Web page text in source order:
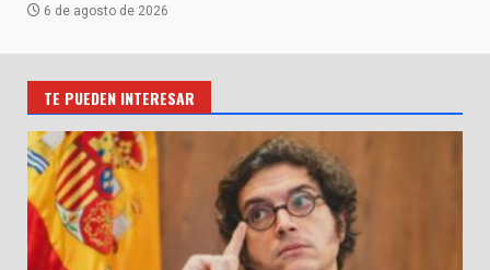
6 de agosto de 2026
TE PUEDEN INTERESAR